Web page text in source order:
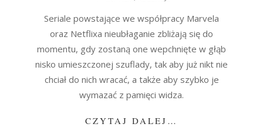
25Seriale powstające we współpracy Marvela
oraz Netflixa nieubłaganie zbliżają się do
momentu, gdy zostaną one wepchnięte w głąb
nisko umieszczonej szuflady, tak aby już nikt nie
chciał do nich wracać, a także aby szybko je
wymazać z pamięci widza.
CZYTAJ DALEJ…